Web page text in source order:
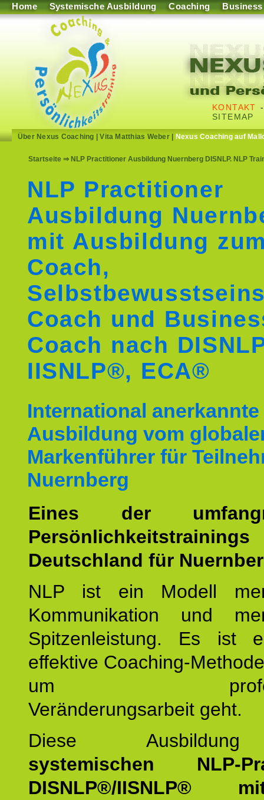
Home Systemische Ausbildung Coaching Business
KONTAKT
SITEMAP
Über Nexus Coaching |Vita Matthias Weber| Nexus Coaching auf
Startseite ⇒ NLP Practitioner Ausbildung Nuernberg DISNLP. NLP
NLP Practitioner
Ausbildung
mit Ausbildung
Coach,
Coach und
Coach nach
IISNLP®, ECA®
International
Ausbildung vom
Markenführer für
Nuernberg
Eines der
Deutschland für
NLP ist ein Modell
Kommunikation und
Spitzenleistung. Es ist
effektive Coaching-
um
Veränderungsarbeit geht.
Diese
systemischen NLP-
DISNLP®/IISNLP®